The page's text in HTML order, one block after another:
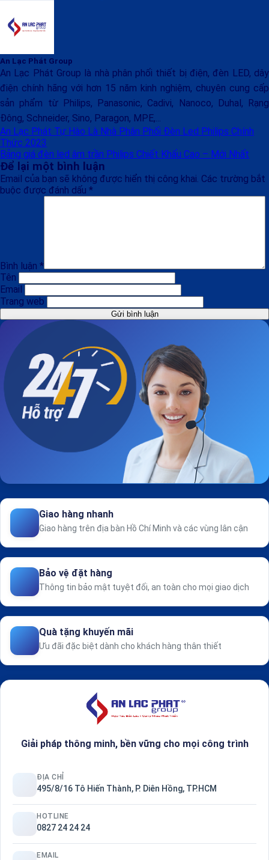
An Lạc Phát Group
An Lạc Phát Group là nhà phân phối thiết bị điện, đèn LED, dây
điện chính hãng với hơn 15 năm kinh nghiệm, chuyên cung cấp
sản phẩm từ Philips, Panasonic, Cadivi, Nanoco, Duhal, Rạng
Đông, Schneider, Sino, Paragon, MPE,...
An Lạc Phát Tự Hào Là Nhà Phân Phối Đèn Led Philips Chính
Thức 2023
Bảng giá đèn led âm trần Philips Chiết Khấu Cao – Mới Nhất
Để lại một bình luận
Email của bạn sẽ không được hiển thị công khai. Các trường bắt
buộc được đánh dấu *
Bình luận *
Tên
Email
Trang web
Giao hàng nhanh
Giao hàng trên địa bàn Hồ Chí Minh và các vùng lân cận
Bảo vệ đặt hàng
Thông tin bảo mật tuyệt đối, an toàn cho mọi giao dịch
Quà tặng khuyến mãi
Ưu đãi đặc biệt dành cho khách hàng thân thiết
Giải pháp thông minh, bền vững cho mọi công trình
ĐỊA CHỈ
495/8/16 Tô Hiến Thành, P. Diên Hồng, TP.HCM
HOTLINE
0827 24 24 24
EMAIL